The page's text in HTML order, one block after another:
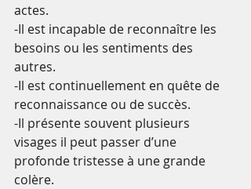
actes.
-Il est incapable de reconnaître les
besoins ou les sentiments des
autres.
-Il est continuellement en quête de
reconnaissance ou de succès.
-Il présente souvent plusieurs
visages il peut passer d’une
profonde tristesse à une grande
colère.